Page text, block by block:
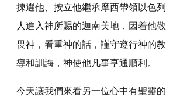
揀選他、按立他繼承摩西帶領以色列
人進入神所賜的迦南美地，因着他敬
畏神，看重神的話，謹守遵行神的教
導和訓誨，神使他凡事亨通順利。
今天讓我們來看另一位心中有聖靈的